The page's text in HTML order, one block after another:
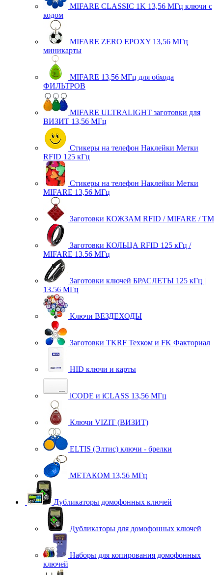
MIFARE CLASSIC 1K 13,56 МГц ключи с
кодом
MIFARE ZERO EPOXY 13,56 МГц
миникарты
MIFARE 13,56 МГц для обхода
ФИЛЬТРОВ
MIFARE ULTRALIGHT заготовки для
ВИЗИТ 13,56 МГц
Стикеры на телефон Наклейки Метки
RFID 125 кГц
Стикеры на телефон Наклейки Метки
MIFARE 13,56 МГц
Заготовки КОЖЗАМ RFID / MIFARE / TM
Заготовки КОЛЬЦА RFID 125 кГц /
MIFARE 13.56 МГц
Заготовки ключей БРАСЛЕТЫ 125 кГц |
13.56 МГц
Ключи ВЕЗДЕХОДЫ
Заготовки TKRF Техком и FK Факториал
HID ключи и карты
iCODE и iCLASS 13,56 МГц
Ключи VIZIT (ВИЗИТ)
ELTIS (Элтис) ключи - брелки
МЕТАКОМ 13,56 МГц
Дубликаторы домофонных ключей
Дубликаторы для домофонных ключей
Наборы для копирования домофонных
ключей